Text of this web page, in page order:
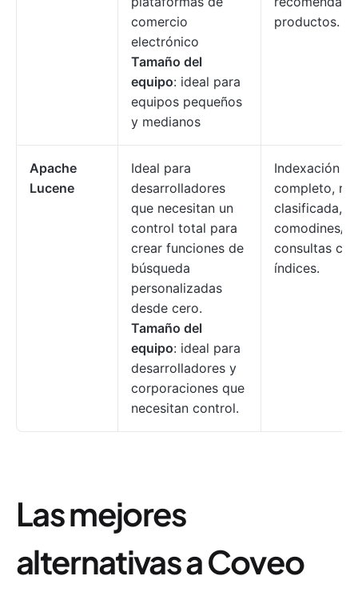
comercio
electrónico
Tamaño del
equipo: ideal para
equipos pequeños
y medianos
productos.
Apache
Lucene
Ideal para
desarrolladores
que necesitan un
control total para
crear funciones de
búsqueda
personalizadas
desde cero.
Tamaño del
equipo: ideal para
desarrolladores y
corporaciones que
necesitan control.
Indexación
completo,
clasificada,
comodines/
consultas
índices.
Las mejores
alternativas a Coveo